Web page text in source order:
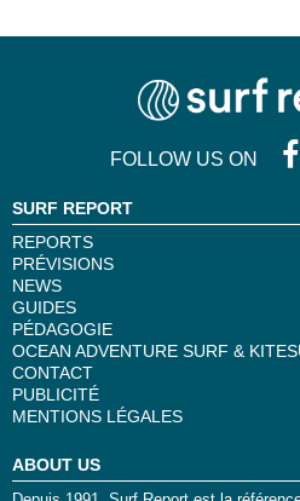
FOLLOW US ON
SURF REPORT
REPORTS
PRÉVISIONS
NEWS
GUIDES
PÉDAGOGIE
OCEAN ADVENTURE SURF &
CONTACT
PUBLICITÉ
MENTIONS LÉGALES
ABOUT US